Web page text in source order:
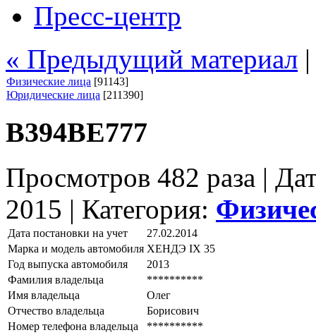
Пресс-центр
« Предыдущий материал
Физические лица [91143]
Юридические лица [211390]
В394ВЕ777
Просмотров 482 раза |
2015 | Категория:
Дата постановки на учет
27.02.2014
Марка и модель автомобиля ХЕНДЭ IХ 35
Год выпуска автомобиля
2013
Фамилия владельца
**********
Имя владельца
Олег
Отчество владельца
Борисович
Номер телефона владельца
**********